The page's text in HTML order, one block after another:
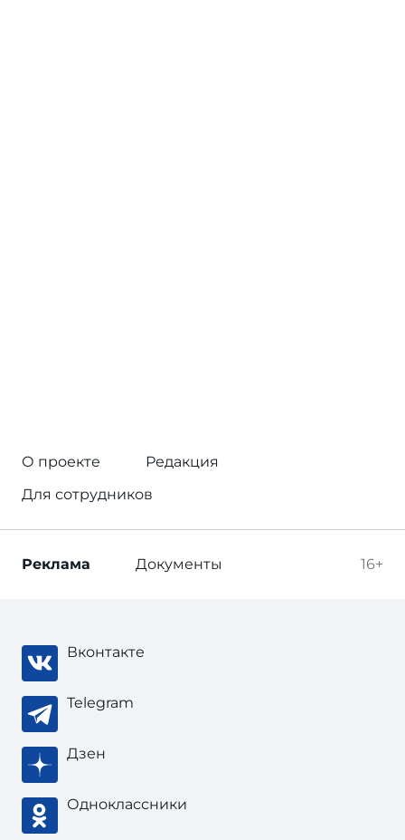
О проекте
Редакция
Для сотрудников
16+
Реклама Документы
Вконтакте
Telegram
Дзен
Одноклассники